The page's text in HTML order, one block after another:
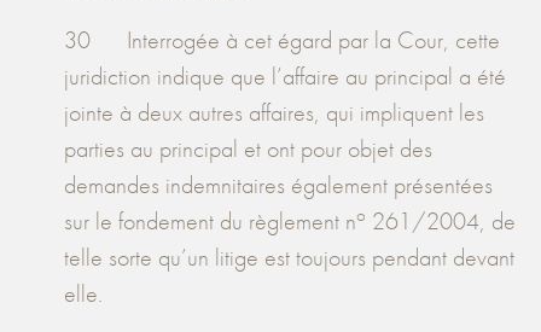
30 Interrogée à cet égard par la Cour, cette
juridiction indique que l’affaire au principal a été
jointe à deux autres affaires, qui impliquent les
parties au principal et ont pour objet des
demandes indemnitaires également présentées
sur le fondement du règlement no 261/2004, de
telle sorte qu’un litige est toujours pendant devant
elle.